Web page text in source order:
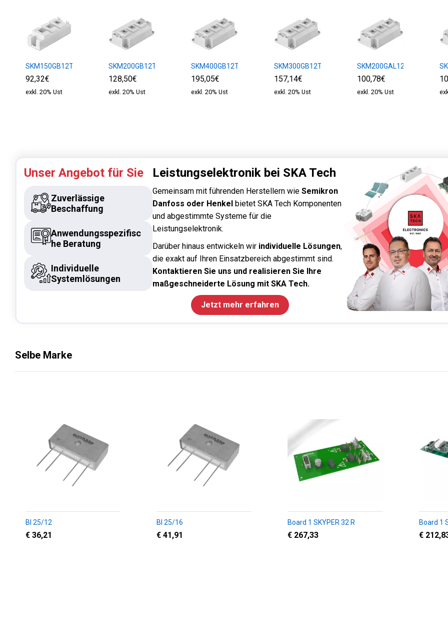
SKM150GB12T4
92,32€
exkl. 20% Ust
SKM200GB12T4
128,50€
exkl. 20% Ust
SKM400GB12T4
195,05€
exkl. 20% Ust
SKM300GB12T4
157,14€
exkl. 20% Ust
SKM200GAL12E4
100,78€
exkl. 20% Ust
Unser Angebot für Sie
Zuverlässige
Beschaffung
Anwendungsspezifisc
he Beratung
Individuelle
Systemlösungen
Leistungselektronik bei SKA Tech
Gemeinsam mit führenden Herstellern wieSemikron
Danfoss oder Henkel bietet SKA Tech Komponenten
und abgestimmte Systeme für die
Leistungselektronik.
Darüber hinaus entwickeln wir individuelle Lösungen,
die exakt auf Ihren Einsatzbereich abgestimmt sind.
Kontaktieren Sie uns und realisieren Sie Ihre
maßgeschneiderte Lösung mit SKA Tech.
Jetzt mehr erfahren
Selbe Marke
BI 25/12
€ 36,21
BI 25/16
€ 41,91
Board 1 SKYPER 32 R
€ 267,33
Board 1
€